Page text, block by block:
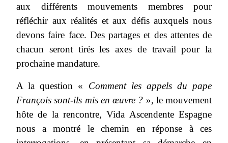
aux différents mouvements membres pour
réfléchir aux réalités et aux défis auxquels nous
devons faire face. Des partages et des attentes de
chacun seront tirés les axes de travail pour la
prochaine mandature.
A la question « Comment les appels du pape
François sont-ils mis en œuvre ? », le mouvement
hôte de la rencontre, Vida Ascendente Espagne
nous a montré le chemin en réponse à ces